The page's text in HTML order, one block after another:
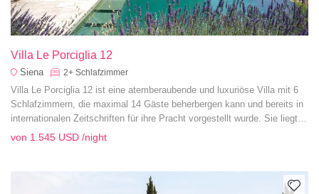
Villa Le Porciglia 12
Siena 2+ Schlafzimmer
Villa Le Porciglia 12 ist eine atemberaubende und luxuriöse Villa mit 6
Schlafzimmern, die maximal 14 Gäste beherbergen kann und bereits in
internationalen Zeitschriften für ihre Pracht vorgestellt wurde. Sie liegt
nur 4 km vom Dorf Casole d'Elsa entfernt.
von 1.545 USD /night